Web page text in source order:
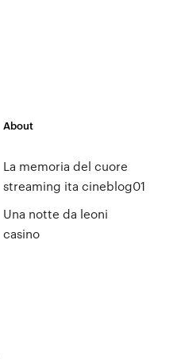
About
La memoria del cuore
streaming ita cineblog01
Una notte da leoni
casino